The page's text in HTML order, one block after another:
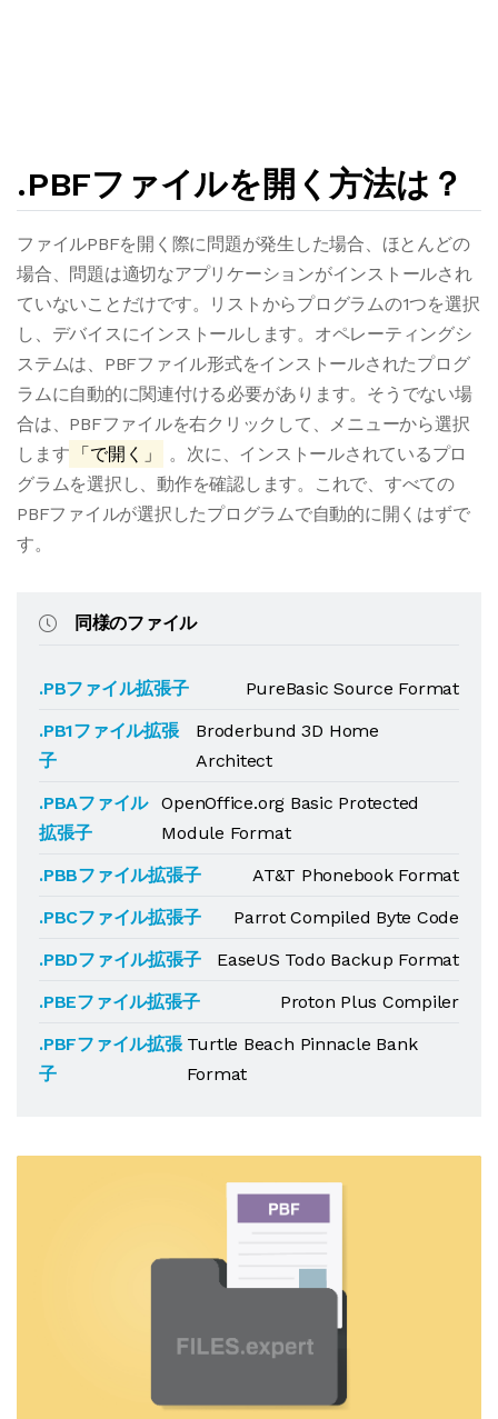
.PBFファイルを開く方法は？
ファイルPBFを開く際に問題が発生した場合、ほとんどの
場合、問題は適切なアプリケーションがインストールされ
ていないことだけです。リストからプログラムの1つを選択
し、デバイスにインストールします。オペレーティングシ
ステムは、PBFファイル形式をインストールされたプログ
ラムに自動的に関連付ける必要があります。そうでない場
合は、PBFファイルを右クリックして、メニューから選択
します
「で開く」
。次に、インストールされているプロ
グラムを選択し、動作を確認します。これで、すべての
PBFファイルが選択したプログラムで自動的に開くはずで
す。
同様のファイル
.PBファイル拡張子
PureBasic Source Format
.PB1ファイル拡張
子
Broderbund 3D Home
Architect
.PBAファイル
拡張子
OpenOffice.org Basic Protected
Module Format
.PBBファイル拡張子
AT&T Phonebook Format
.PBCファイル拡張子
Parrot Compiled Byte Code
.PBDファイル拡張子
EaseUS Todo Backup Format
.PBEファイル拡張子
Proton Plus Compiler
.PBFファイル拡張
子
Turtle Beach Pinnacle Bank
Format